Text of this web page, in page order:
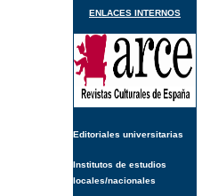
ENLACES INTERNOS
Editoriales universitarias
Institutos de estudios
locales/nacionales